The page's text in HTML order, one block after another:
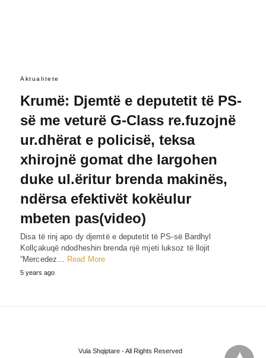
Aktualitete
Krumë: Djemtë e deputetit të PS-
së me veturë G-Class re.fuzojnë
ur.dhërat e policisë, teksa
xhirojnë gomat dhe largohen
duke ul.ëritur brenda makinës,
ndërsa efektivët kokëulur
mbeten pas(video)
Disa të rinj apo dy djemtë e deputetit të PS-së Bardhyl
Kollçakuqë ndodheshin brenda një mjeti luksoz të llojit
“Mercedez… Read More
5 years ago
Vula Shqiptare - All Rights Reserved